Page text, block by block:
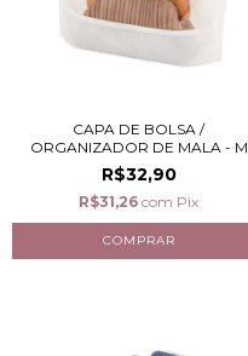
CAPA DE BOLSA /
ORGANIZADOR DE MALA - M
R$32,90
R$31,26 com Pix